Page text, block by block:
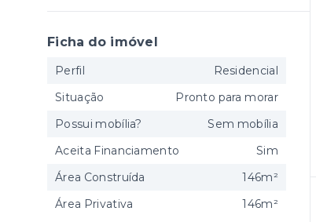
Ficha do imóvel
Perfil
Residencial
Situação
Pronto para morar
Possui mobília?
Sem mobília
Aceita Financiamento
Sim
Área Construída
146m²
Área Privativa
146m²